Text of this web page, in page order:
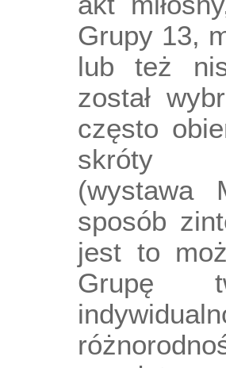
Grupy 13,
lub też
został
często
(wystawa
sposób
jest to
Grupę